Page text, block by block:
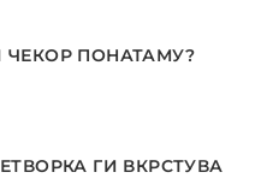
ПОНАТАМУ?
ГИ ВКРСТУВА